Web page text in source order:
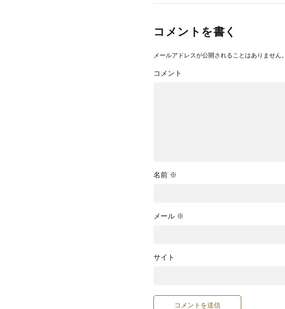
コメントを書く
メールアドレスが公開されることはありません。
コメント
名前 ※
メール ※
サイト